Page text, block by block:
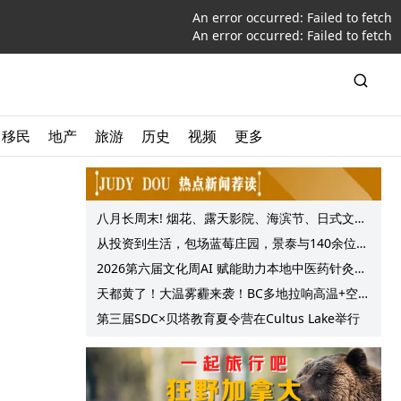
An error occurred: Failed to fetch
An error occurred: Failed to fetch
移民 地产 旅游 历史 视频 更多
八月长周末! 烟花、露天影院、海滨节、日式文化
节庆, 大温哥华各种精彩活动上线!
从投资到生活，包场蓝莓庄园，景泰与140余位客
户共享夏日”莓”好时光
2026第六届文化周AI 赋能助力本地中医药针灸服
务提质升级
天都黄了！大温雾霾来袭！BC多地拉响高温+空气
质量预警 最高可达35°C！
第三届SDC×贝塔教育夏令营在Cultus Lake举行